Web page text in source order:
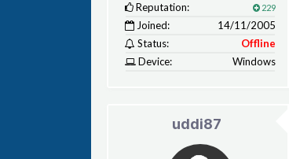
Reputation:
229
Joined:
14/11/2005
Status:
Offline
Device:
Windows
uddi87